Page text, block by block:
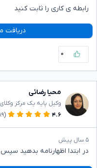
رابطه ی کاری را ثابت کنید
دریافت
۰
محیا رضائی
وکیل پایه یک مرکز
۴.۶
(۸۹)
۵ سال پیش
در ابتدا اظهارنامه بدهید